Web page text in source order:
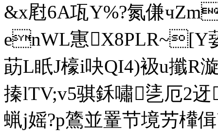
&x屗6A瓨Y%?氮傔
enWL寭X8PLR~[Y蒆
莇L眂J檺i吷QI4)衱u攕
搸lTV;v5骐鉌嘯乼厄2
蝋j媱?p鷟並罿节境艻檋